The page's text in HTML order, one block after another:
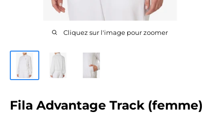
Cliquez sur l'image pour zoomer
Fila Advantage Track (femme)